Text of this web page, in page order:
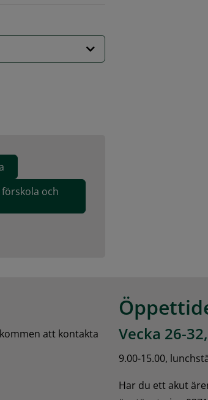
och
att kontakta
Vecka 26-
9.00-15.00,
Har du ett akut